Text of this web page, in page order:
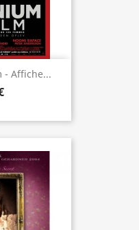
- Affiche...